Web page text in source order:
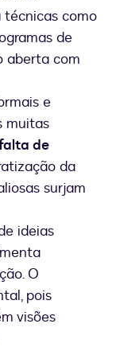
como
de
aberta com
e
muitas
de
da
surjam
ideias
O
pois
visões